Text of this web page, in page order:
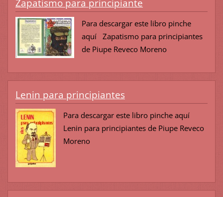
Zapatismo para principiante
Para descargar este libro pinche
aquí Zapatismo para principiantes
de Piupe Reveco Moreno
Lenin para principiantes
Para descargar este libro pinche aquí
Lenin para principiantes de Piupe Reveco
Moreno